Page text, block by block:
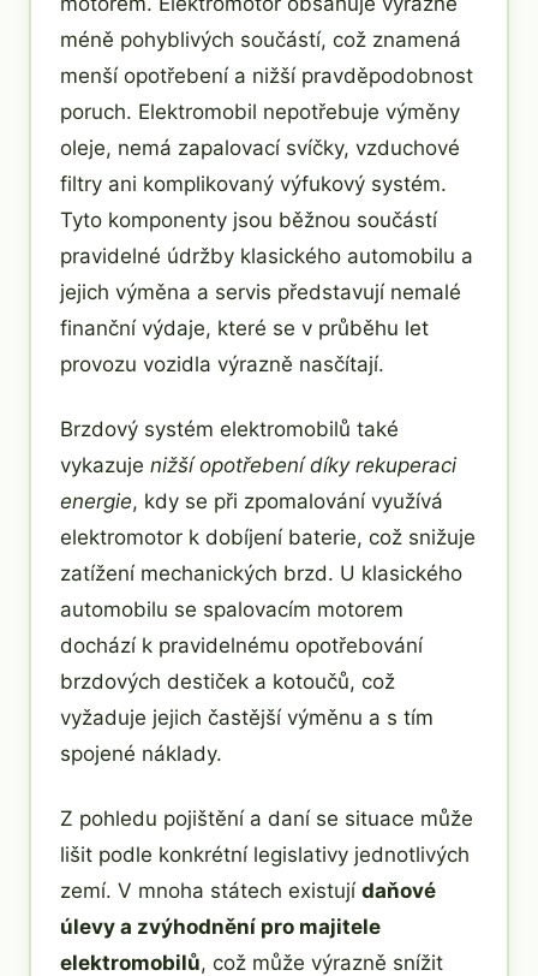
méně pohyblivých součástí, což znamená
menší opotřebení a nižší pravděpodobnost
poruch. Elektromobil nepotřebuje výměny
oleje, nemá zapalovací svíčky, vzduchové
filtry ani komplikovaný výfukový systém.
Tyto komponenty jsou běžnou součástí
pravidelné údržby klasického automobilu a
jejich výměna a servis představují nemalé
finanční výdaje, které se v průběhu let
provozu vozidla výrazně nasčítají.
Brzdový systém elektromobilů také
vykazuje nižší opotřebení díky rekuperaci
energie, kdy se při zpomalování využívá
elektromotor k dobíjení baterie, což snižuje
zatížení mechanických brzd. U klasického
automobilu se spalovacím motorem
dochází k pravidelnému opotřebování
brzdových destiček a kotoučů, což
vyžaduje jejich častější výměnu a s tím
spojené náklady.
Z pohledu pojištění a daní se situace může
lišit podle konkrétní legislativy jednotlivých
zemí. V mnoha státech existují daňové
úlevy a zvýhodnění pro majitele
elektromobilů, což může výrazně snížit